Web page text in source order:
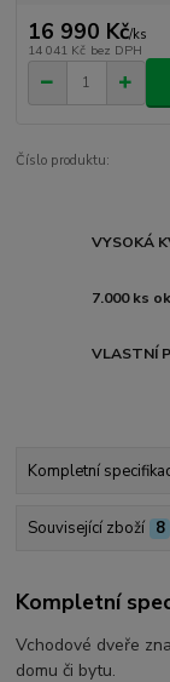
16 990 Kč/ks
14 041 Kč bez DPH
Číslo produktu:
VYSOKÁ
7.000 ks
VLASTNÍ
Kompletní
Související zboží 8
Kompletní
Vchodové dveře
domu či bytu.